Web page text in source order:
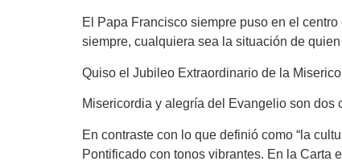
El Papa Francisco siempre puso en el
siempre, cualquiera sea la situación de
Quiso el Jubileo Extraordinario de la
Misericordia y alegría del Evangelio son dos
En contraste con lo que definió como “la
Pontificado con tonos vibrantes. En la Carta